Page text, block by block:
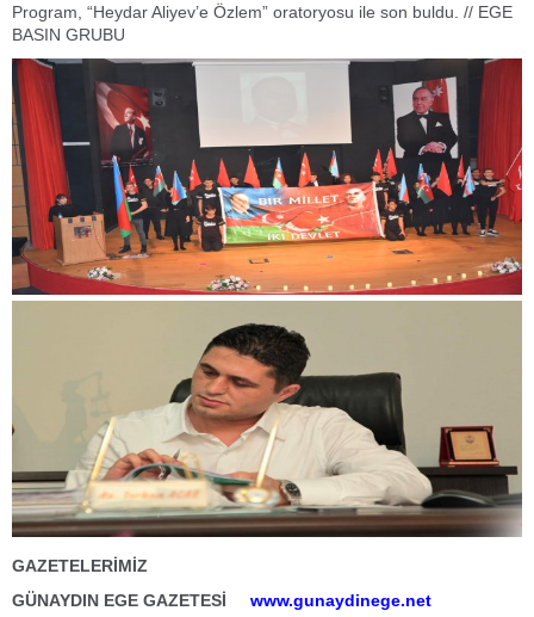
Program, “Heydar Aliyev’e Özlem” oratoryosu ile son buldu. // EGE
BASIN GRUBU
GAZETELERİMİZ
GÜNAYDIN EGE GAZETESİ
www.gunaydinege.net